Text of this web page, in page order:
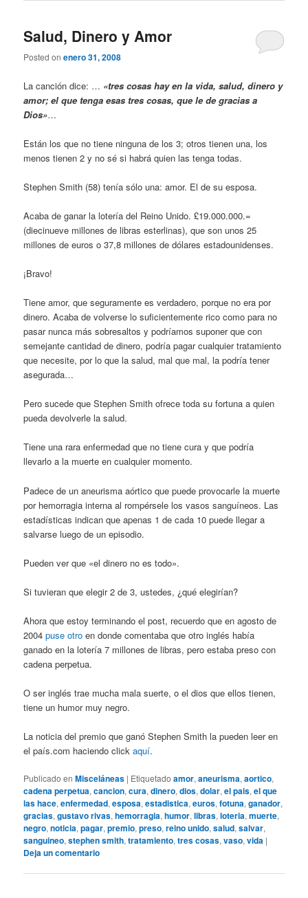
Salud, Dinero y Amor
Posted onenero 31, 2008
La canción dice: … «tres cosas hay en la vida, salud, dinero y
amor; el que tenga esas tres cosas, que le de gracias a
Dios»…
Están los que no tiene ninguna de los 3; otros tienen una, los
menos tienen 2 y no sé si habrá quien las tenga todas.
Stephen Smith (58) tenía sólo una: amor. El de su esposa.
Acaba de ganar la lotería del Reino Unido. £19.000.000.=
(diecinueve millones de libras esterlinas), que son unos 25
millones de euros o 37,8 millones de dólares estadounidenses.
¡Bravo!
Tiene amor, que seguramente es verdadero, porque no era por
dinero. Acaba de volverse lo suficientemente rico como para no
pasar nunca más sobresaltos y podríamos suponer que con
semejante cantidad de dinero, podría pagar cualquier tratamiento
que necesite, por lo que la salud, mal que mal, la podría tener
asegurada…
Pero sucede que Stephen Smith ofrece toda su fortuna a quien
pueda devolverle la salud.
Tiene una rara enfermedad que no tiene cura y que podría
llevarlo a la muerte en cualquier momento.
Padece de un aneurisma aórtico que puede provocarle la muerte
por hemorragia interna al rompérsele los vasos sanguíneos. Las
estadísticas indican que apenas 1 de cada 10 puede llegar a
salvarse luego de un episodio.
Pueden ver que «el dinero no es todo».
Si tuvieran que elegir 2 de 3, ustedes, ¿qué elegirían?
Ahora que estoy terminando el post, recuerdo que en agosto de
2004puse otro en donde comentaba que otro inglés había
ganado en la lotería 7 millones de libras, pero estaba preso con
cadena perpetua.
O ser inglés trae mucha mala suerte, o el dios que ellos tienen,
tiene un humor muy negro.
La noticia del premio que ganó Stephen Smith la pueden leer en
el país.com haciendo clickaquí.
Publicado en Misceláneas | Etiquetado amor,aneurisma,aortico,
cadena perpetua,cancion,cura,dinero,dios,dolar,el pais,el que
las hace,enfermedad,esposa,estadistica,euros,fotuna,ganador,
gracias,gustavo rivas,hemorragia,humor,libras,loteria,muerte,
negro,noticia,pagar,premio,preso,reino unido,salud,salvar,
sanguineo,stephen smith,tratamiento,tres cosas,vaso,vida |
Deja un comentario